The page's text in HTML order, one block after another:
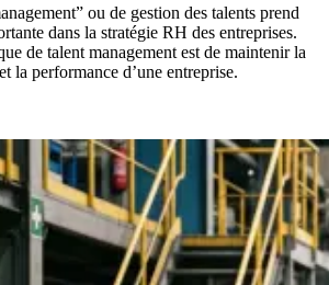
ou de gestion des talents prend
dans la stratégie RH des entreprises.
de talent management est de maintenir la
la performance d’une entreprise.